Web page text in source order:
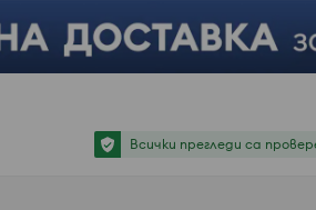
Всички прегледи са